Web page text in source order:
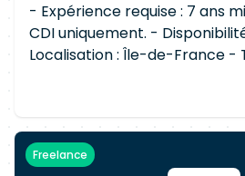
- Expérience requise : 7 ans
CDI uniquement. -
Localisation : Île-de-France -
Rémunération :
principales Stockage o
déploiement et administration
Freelance